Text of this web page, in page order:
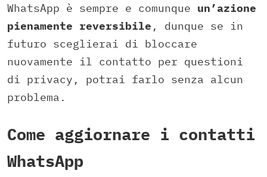
WhatsApp è sempre e comunque un’azione
pienamente reversibile , dunque se in
futuro sceglierai di bloccare
nuovamente il contatto per questioni
di privacy, potrai farlo senza alcun
problema.
Come aggiornare i contatti
WhatsApp